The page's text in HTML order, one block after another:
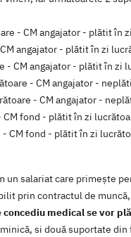
- CM angajator - plătit în
angajator - plătit în zi
- CM angajator - plătit în zi
- CM angajator -
- CM angajator -
fond - plătit în zi
CM fond - plătit în zi
un salariat care primește
prin contractul de
concediu medical se vor
si două suportate